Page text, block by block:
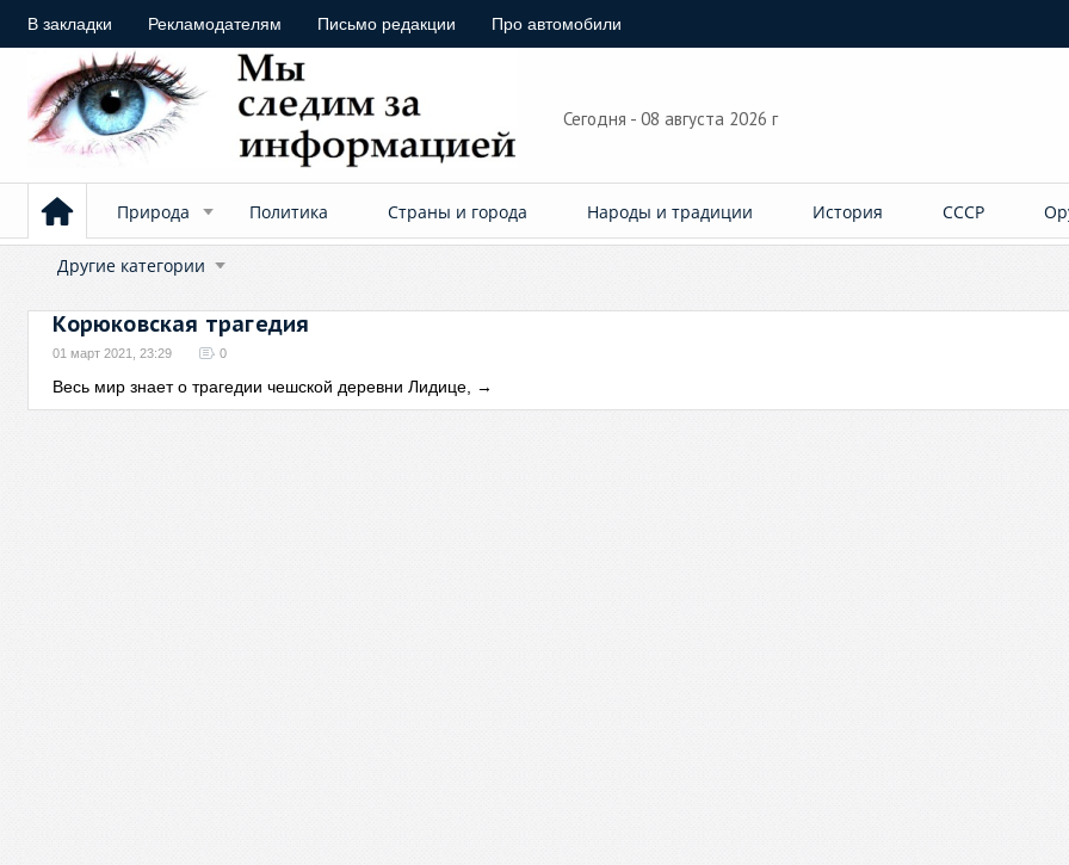
В закладки Рекламодателям Письмо редакции Про автомобили
Сегодня - 08 августа 2026 г
Природа Политика Страны и города Народы и традиции История СССР
Другие категории
Корюковская трагедия
01 март 2021, 23:29 0
Весь мир знает о трагедии чешской деревни Лидице, →